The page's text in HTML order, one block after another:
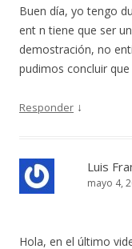
Buen día, yo tengo
ent n tiene que ser
demostración, no
pudimos concluir
Responder ↓
Luis
mayo 4,
Hola, en el último